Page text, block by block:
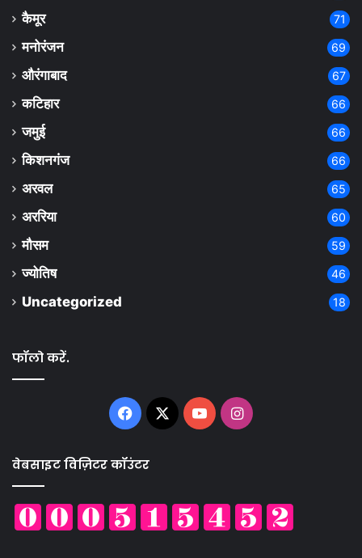
कैमूर 71
मनोरंजन 69
औरंगाबाद 67
कटिहार 66
जमुई 66
किशनगंज 66
अरवल 65
अररिया 60
मौसम 59
ज्योतिष 46
Uncategorized 18
फॉलो करें.
Facebook
X YouTubeInstagram
वेबसाइट विज़िटर कॉउंटर